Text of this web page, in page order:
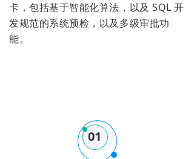
卡，包括基于智能化算法，以及 SQL 开
发规范的系统预检，以及多级审批功
能。
01